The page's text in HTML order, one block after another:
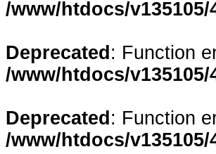
/www/htdocs/
Deprecated : Function
/www/htdocs/
Deprecated : Function
/www/htdocs/